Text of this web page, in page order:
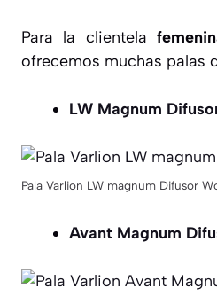
Para la clientela
ofrecemos muchas palas
LW Magnum
Pala Varlion LW magnum Difusor
Avant Magnum